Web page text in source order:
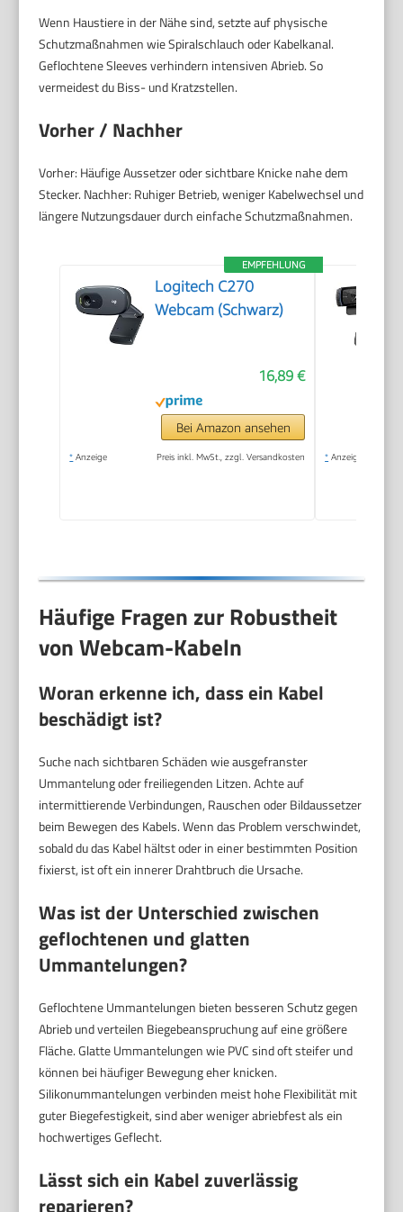
Wenn Haustiere in der Nähe sind, setzte auf physische
Schutzmaßnahmen wie Spiralschlauch oder Kabelkanal.
Geflochtene Sleeves verhindern intensiven Abrieb. So
vermeidest du Biss- und Kratzstellen.
Vorher / Nachher
Vorher: Häufige Aussetzer oder sichtbare Knicke nahe dem
Stecker. Nachher: Ruhiger Betrieb, weniger Kabelwechsel und
längere Nutzungsdauer durch einfache Schutzmaßnahmen.
EMPFEHLUNG
Logitech C270
Webcam (Schwarz)
16,89 €
Bei Amazon ansehen
* Anzeige Preis inkl. MwSt., zzgl. Versandkosten * Anzeige
Häufige Fragen zur Robustheit
von Webcam-Kabeln
Woran erkenne ich, dass ein Kabel
beschädigt ist?
Suche nach sichtbaren Schäden wie ausgefranster
Ummantelung oder freiliegenden Litzen. Achte auf
intermittierende Verbindungen, Rauschen oder Bildaussetzer
beim Bewegen des Kabels. Wenn das Problem verschwindet,
sobald du das Kabel hältst oder in einer bestimmten Position
fixierst, ist oft ein innerer Drahtbruch die Ursache.
Was ist der Unterschied zwischen
geflochtenen und glatten
Ummantelungen?
Geflochtene Ummantelungen bieten besseren Schutz gegen
Abrieb und verteilen Biegebeanspruchung auf eine größere
Fläche. Glatte Ummantelungen wie PVC sind oft steifer und
können bei häufiger Bewegung eher knicken.
Silikonummantelungen verbinden meist hohe Flexibilität mit
guter Biegefestigkeit, sind aber weniger abriebfest als ein
hochwertiges Geflecht.
Lässt sich ein Kabel zuverlässig
reparieren?